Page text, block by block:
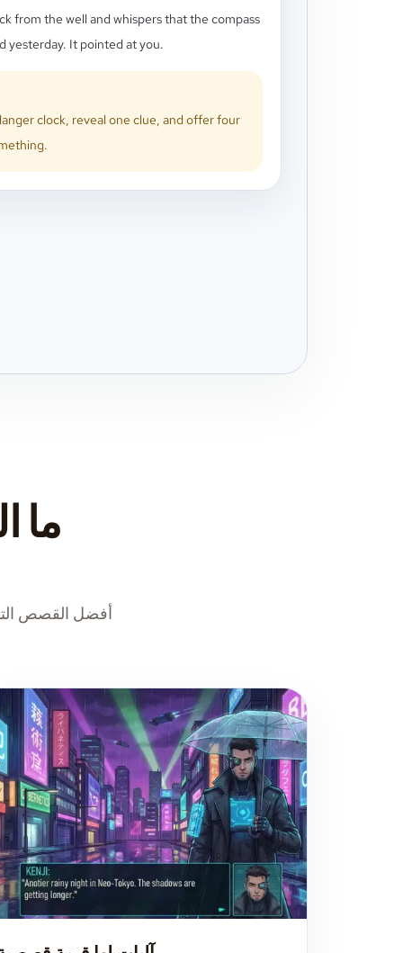
from the well and whispers that the compass
yesterday. It pointed at you.
clock, reveal one clue, and offer four
ما
أفضل القصص